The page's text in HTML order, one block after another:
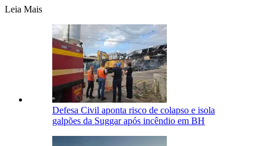
Leia Mais
Defesa Civil aponta risco de colapso e isola
galpões da Suggar após incêndio em BH